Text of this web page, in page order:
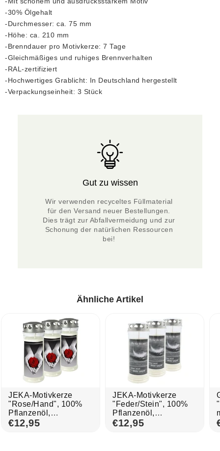
-30% Ölgehalt
-Durchmesser: ca. 75 mm
-Höhe: ca. 210 mm
-Brenndauer pro Motivkerze: 7 Tage
-Gleichmäßiges und ruhiges Brennverhalten
-RAL-zertifiziert
-Hochwertiges Grablicht: In Deutschland hergestellt
-Verpackungseinheit: 3 Stück
Gut zu wissen
Wir verwenden recyceltes Füllmaterial
für den Versand neuer Bestellungen.
Dies trägt zur Abfallvermeidung und zur
Schonung der natürlichen Ressourcen
bei!
Ähnliche Artikel
JEKA-Motivkerze
"Rose/Hand", 100%
Pflanzenöl,
Brenndauer bis 7
Tage, 75/215 mm, 3
€12,95
JEKA-Motivkerze
"Feder/Stein", 100%
Pflanzenöl,
Brenndauer bis 7
Tage, 75/215 mm, 3
€12,95